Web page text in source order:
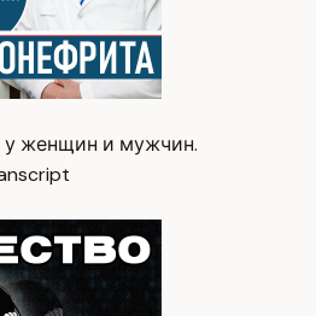
у женщин и мужчин.